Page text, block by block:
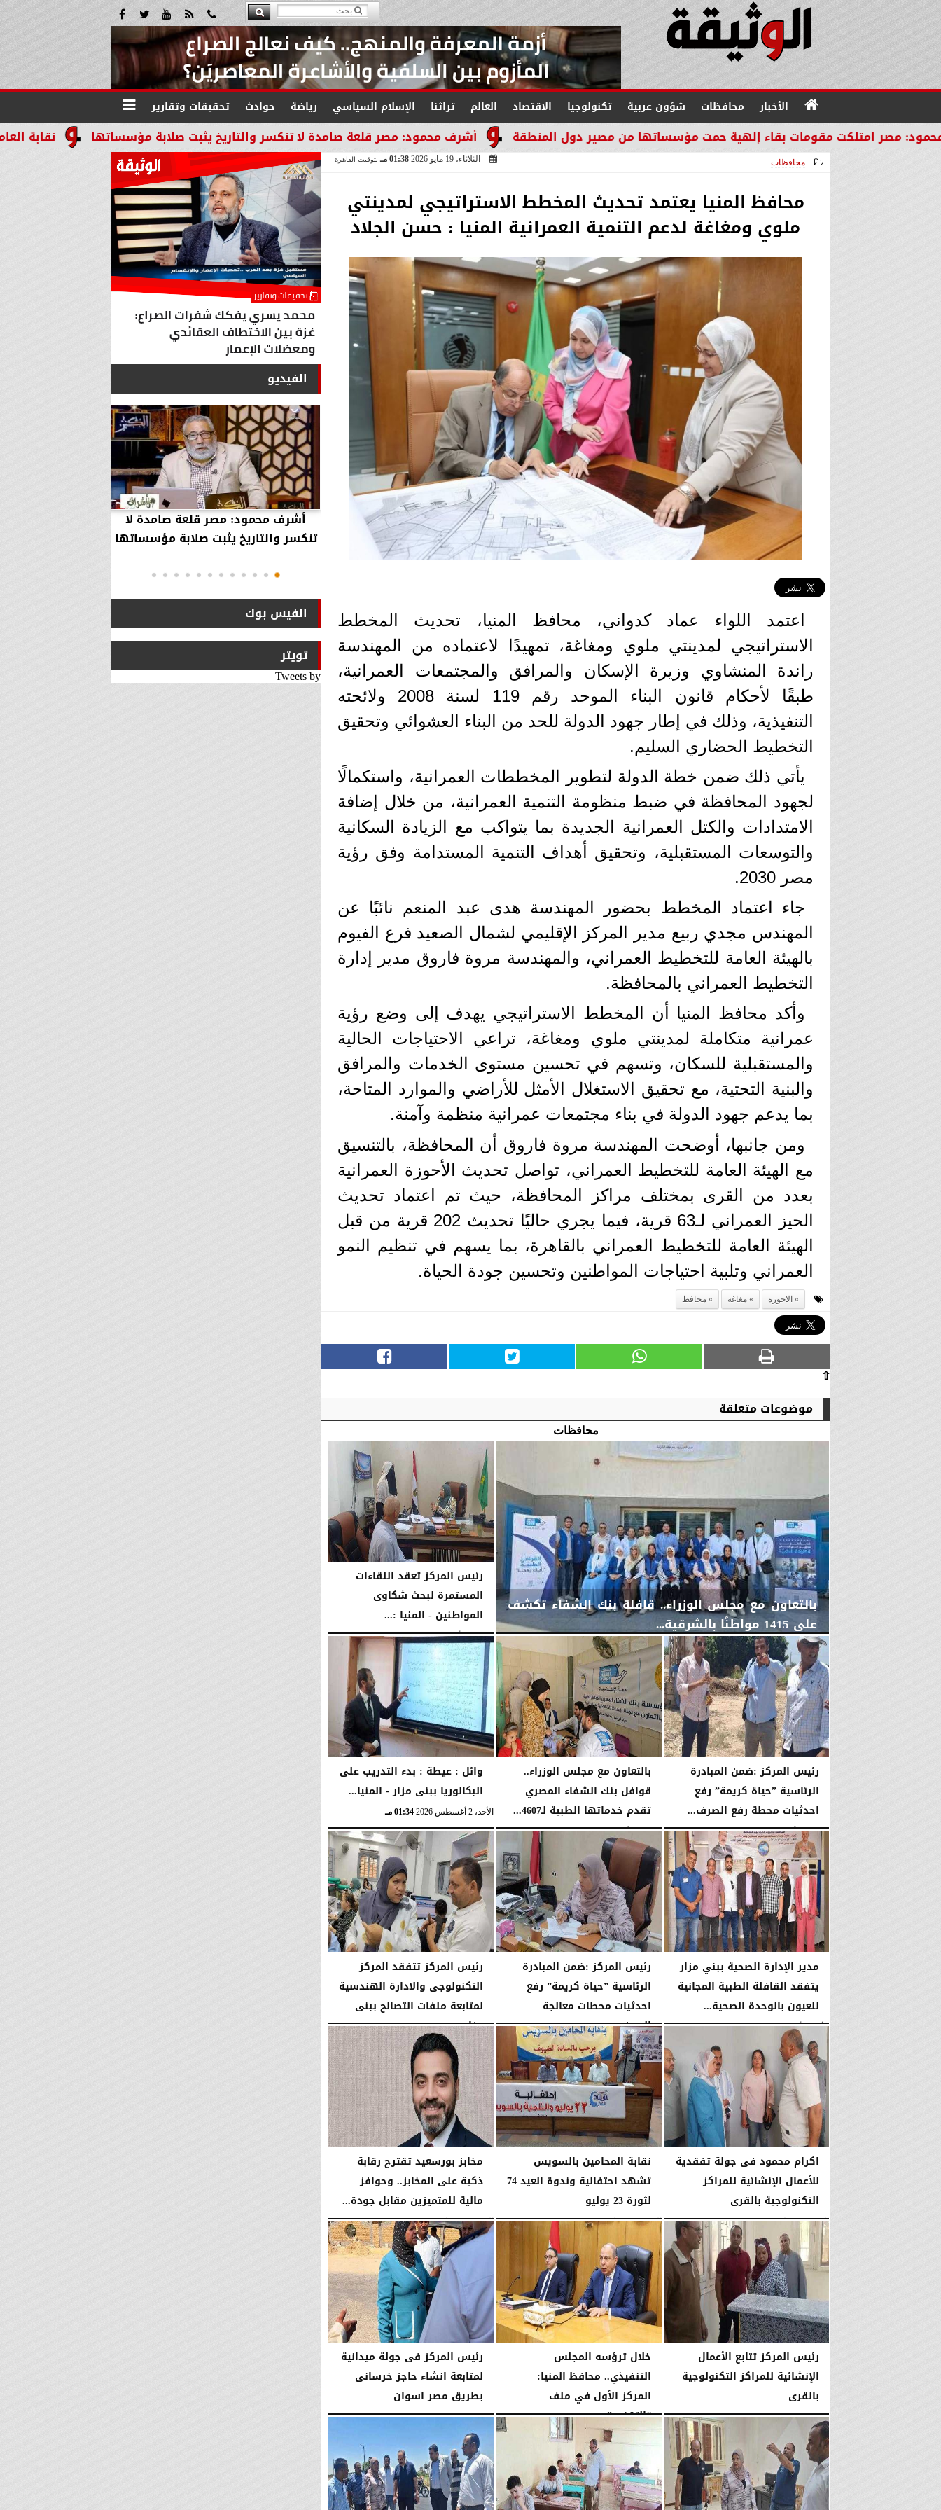
الأخبار محافظات شؤون عربية تكنولوجيا الاقتصاد العالم تراثنا الإسلام السياسي رياضة حوادث تحقيقات وتقارير
نقابة العاملين أشرف محمود: مصر قلعة صامدة لا تنكسر والتاريخ يثبت صلابة مؤسساتها مقومات بقاء إلهية حمت مؤسساتها من مصير دول المنطقة
محافظات الثلاثاء، 19 مايو 2026 01:38 مـ بتوقيت القاهرة
محافظ المنيا يعتمد تحديث المخطط الاستراتيجي لمدينتي
ملوي ومغاغة لدعم التنمية العمرانية المنيا : حسن الجلاد
اعتمد اللواء عماد كدواني، محافظ المنيا، تحديث المخطط
الاستراتيجي لمدينتي ملوي ومغاغة، تمهيدًا لاعتماده من المهندسة
راندة المنشاوي وزيرة الإسكان والمرافق والمجتمعات العمرانية،
طبقًا لأحكام قانون البناء الموحد رقم 119 لسنة 2008 ولائحته
التنفيذية، وذلك في إطار جهود الدولة للحد من البناء العشوائي وتحقيق
التخطيط الحضاري السليم.
يأتي ذلك ضمن خطة الدولة لتطوير المخططات العمرانية، واستكمالًا
لجهود المحافظة في ضبط منظومة التنمية العمرانية، من خلال إضافة
الامتدادات والكتل العمرانية الجديدة بما يتواكب مع الزيادة السكانية
والتوسعات المستقبلية، وتحقيق أهداف التنمية المستدامة وفق رؤية
مصر 2030.
جاء اعتماد المخطط بحضور المهندسة هدى عبد المنعم نائبًا عن
المهندس مجدي ربيع مدير المركز الإقليمي لشمال الصعيد فرع الفيوم
بالهيئة العامة للتخطيط العمراني، والمهندسة مروة فاروق مدير إدارة
التخطيط العمراني بالمحافظة.
وأكد محافظ المنيا أن المخطط الاستراتيجي يهدف إلى وضع رؤية
عمرانية متكاملة لمدينتي ملوي ومغاغة، تراعي الاحتياجات الحالية
والمستقبلية للسكان، وتسهم في تحسين مستوى الخدمات والمرافق
والبنية التحتية، مع تحقيق الاستغلال الأمثل للأراضي والموارد المتاحة،
بما يدعم جهود الدولة في بناء مجتمعات عمرانية منظمة وآمنة.
ومن جانبها، أوضحت المهندسة مروة فاروق أن المحافظة، بالتنسيق
مع الهيئة العامة للتخطيط العمراني، تواصل تحديث الأحوزة العمرانية
بعدد من القرى بمختلف مراكز المحافظة، حيث تم اعتماد تحديث
الحيز العمراني لـ63 قرية، فيما يجري حاليًا تحديث 202 قرية من قبل
الهيئة العامة للتخطيط العمراني بالقاهرة، بما يسهم في تنظيم النمو
العمراني وتلبية احتياجات المواطنين وتحسين جودة الحياة.
الاحوزة مغاغة محافظ
⇧
موضوعات متعلقة
محافظات
بالتعاون مع مجلس الوزراء.. قافلة بنك الشفاء تكشف
على 1415 مواطنًا بالشرقية...
الخميس، 6 أغسطس 2026 04:59 مـ
رئيس المركز تعقد اللقاءات
المستمرة لبحث شكاوى
المواطنين - المنيا :...
الثلاثاء، 4 أغسطس 2026 03:00 مـ
رئيس المركز :ضمن المبادرة
الرئاسية ”حياة كريمة” رفع
احدثيات محطة رفع الصرف...
الثلاثاء، 4 أغسطس 2026 10:09 صـ
بالتعاون مع مجلس الوزراء..
قوافل بنك الشفاء المصري
تقدم خدماتها الطبية لـ4607...
الإثنين، 3 أغسطس 2026 04:41 مـ
وائل : عيطة : بدء التدريب على
البكالوريا ببنى مزار - المنيا...
الأحد، 2 أغسطس 2026 01:34 مـ
مدير الإدارة الصحية ببني مزار
يتفقد القافلة الطبية المجانية
للعيون بالوحدة الصحية...
الأحد، 2 أغسطس 2026 01:11 مـ
رئيس المركز :ضمن المبادرة
الرئاسية ”حياة كريمة” رفع
احدثيات محطات معالجة
الصرف...
الأحد، 2 أغسطس 2026 01:04 مـ
رئيس المركز تتفقد المركز
التكنولوجى والادارة الهندسية
لمتابعة ملفات التصالح ببنى
مزار
الأربعاء، 29 يوليو 2026 02:03 مـ
اكرام محمود فى جولة تفقدية
للأعمال الإنشائية للمراكز
التكنولوجية بالقرى
الإثنين، 27 يوليو 2026 04:15 مـ
نقابة المحامين بالسويس
تشهد احتفالية وندوة العيد 74
لثورة 23 يوليو
السبت، 25 يوليو 2026 05:45 مـ
مخابز بورسعيد تقترح رقابة
ذكية على المخابز.. وحوافز
مالية للمتميزين مقابل جودة...
السبت، 25 يوليو 2026 05:41 مـ
رئيس المركز تتابع الأعمال
الإنشائية للمراكز التكنولوجية
بالقرى
الجمعة، 24 يوليو 2026 06:20 مـ
خلال ترؤسه المجلس
التنفيذي.. محافظ المنيا:
المركز الأول في ملف
“التقنين”...
04:36 مـ
رئيس المركز فى جولة ميدانية
لمتابعة انشاء حاجز خرسانى
بطريق مصر اسوان
السبت، 18 يوليو 2026 08:43 مـ
الفيديو
خبير أمني: طهران تستغل التهدئة
لتجارب تحت الأرض وتحالفها مع الصين
وروسيا...
أشرف محمود: مصر قلعة صامدة لا
تنكسر والتاريخ يثبت صلابة مؤسساتها
الفيس بوك
تويتر
Tweets by